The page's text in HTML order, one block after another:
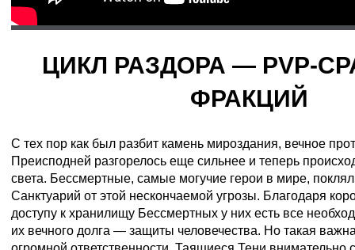
ЦИКЛ РАЗДОРА — PVP-
ФРАКЦИЙ
С тех пор как был разбит камень мироздания, вечное
Преисподней разгорелось еще сильнее и теперь
света. Бессмертные, самые могучие герои в мире,
Санктуарий от этой нескончаемой угрозы. Благодаря
доступу к хранилищу Бессмертных у них есть все
их вечного долга — защиты человечества. Но такая